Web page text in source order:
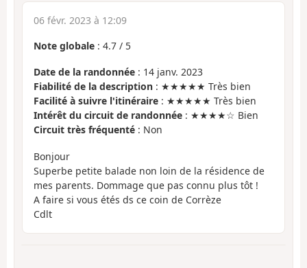
06 févr. 2023 à 12:09
Note globale : 4.7 / 5
Date de la randonnée : 14 janv. 2023
Fiabilité de la description : ★★★★★ Très bien
Facilité à suivre l'itinéraire : ★★★★★ Très bien
Intérêt du circuit de randonnée : ★★★★☆ Bien
Circuit très fréquenté : Non
Bonjour
Superbe petite balade non loin de la résidence de
mes parents. Dommage que pas connu plus tôt !
A faire si vous étés ds ce coin de Corrèze
Cdlt